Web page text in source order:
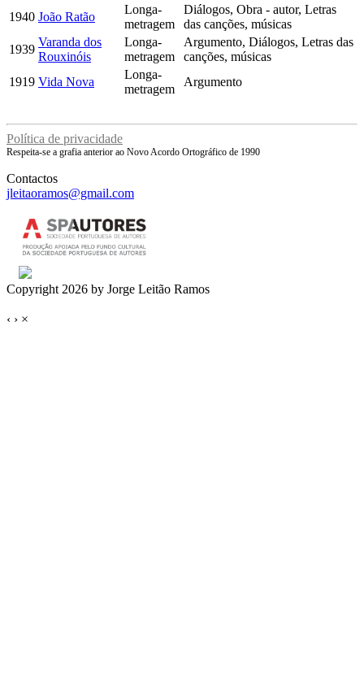
1940 João Ratão
Longa-
metragem
Diálogos, Obra - autor, Letras
das canções, músicas
1939
Varanda dos
Rouxinóis
Longa-
metragem
Argumento, Diálogos, Letras das
canções, músicas
1919 Vida Nova
Longa-
metragem
Argumento
Política de privacidade
Respeita-se a grafia anterior ao Novo Acordo Ortográfico de 1990
Contactos
jleitaoramos@gmail.com
Copyright 2026 by Jorge Leitão Ramos
‹ › ×